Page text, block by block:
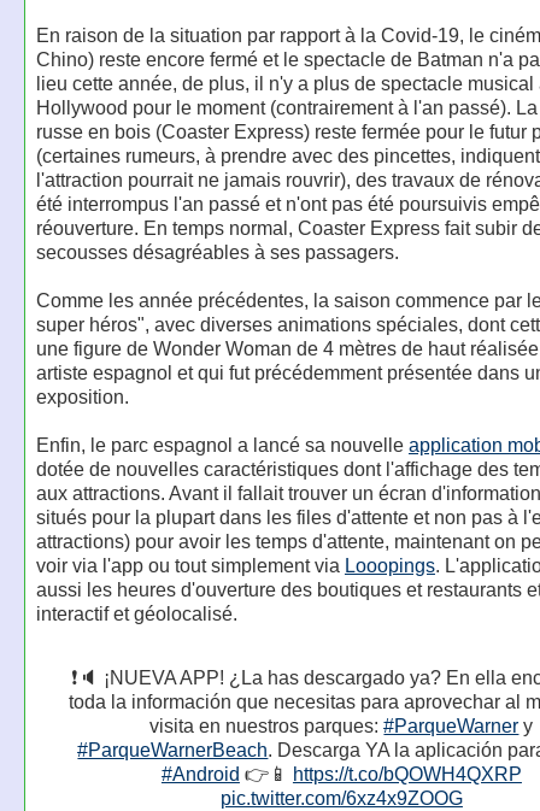
En raison de la situation par rapport à la Covid-19, le
Chino) reste encore fermé et le spectacle de Batman n'a
lieu cette année, de plus, il n'y a plus de spectacle musical
Hollywood pour le moment (contrairement à l'an passé).
russe en bois (Coaster Express) reste fermée pour le futur
(certaines rumeurs, à prendre avec des pincettes,
l'attraction pourrait ne jamais rouvrir), des travaux de
été interrompus l'an passé et n'ont pas été poursuivis
réouverture. En temps normal, Coaster Express fait subir
secousses désagréables à ses passagers.
Comme les année précédentes, la saison commence par
super héros", avec diverses animations spéciales, dont
une figure de Wonder Woman de 4 mètres de haut
artiste espagnol et qui fut précédemment présentée dans
exposition.
Enfin, le parc espagnol a lancé sa nouvelle application
dotée de nouvelles caractéristiques dont l'affichage des
aux attractions. Avant il fallait trouver un écran
situés pour la plupart dans les files d'attente et non pas à
attractions) pour avoir les temps d'attente, maintenant on
voir via l'app ou tout simplement via Looopings.
aussi les heures d'ouverture des boutiques et restaurants
interactif et géolocalisé.
❗🔈 ¡NUEVA APP! ¿La has descargado ya? En ella
toda la información que necesitas para aprovechar al
visita en nuestros parques:#ParqueWarner y
#ParqueWarnerBeach. Descarga YA la aplicación
#Android 👉📱 https://t.co/bQOWH4QXRP
pic.twitter.com/6xz4x9ZOOG